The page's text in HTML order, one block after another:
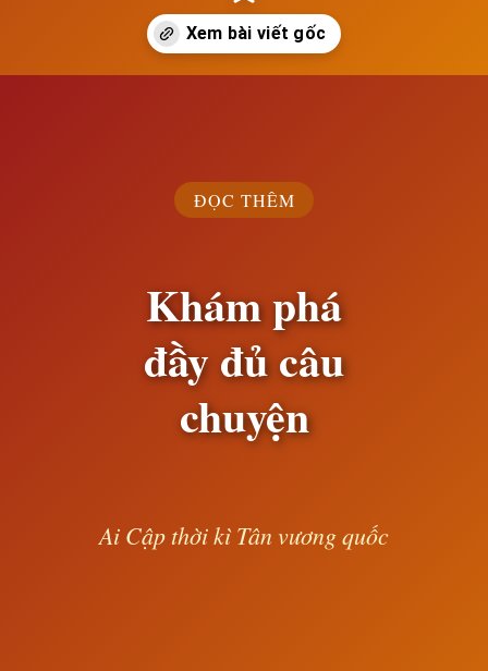
ĐỌC THÊM
Khám phá
đầy đủ câu
chuyện
Ai Cập thời kì Tân vương quốc